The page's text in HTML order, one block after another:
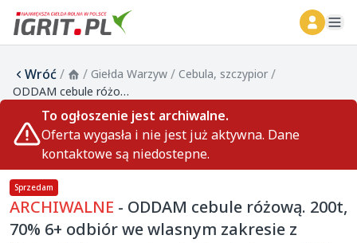
Wróć/ / Giełda Warzyw / Cebula, szczypior /
ODDAM cebule różową. 200t, 70% 6+ odbiór we wlasnym zakresie z Holandii Proszę o kontakt whatsapp: 603 805 281
To ogłoszenie jest archiwalne.
Oferta wygasła i nie jest już aktywna. Dane
kontaktowe są niedostepne.
Sprzedam
ARCHIWALNE - ODDAM cebule różową. 200t,
70% 6+ odbiór we wlasnym zakresie z